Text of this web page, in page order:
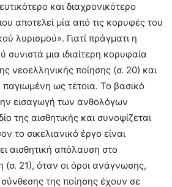
και διαχρονικότερο
αποτελεί μία από τις κορυφές του
λυρισμού». Γιατί πράγματι η
συνιστά μια ιδιαίτερη κορυφαία
νεοελληνικής ποίησης (σ. 20) και
ως τέτοια. Το βασικό
εισαγωγή των ανθολόγων
της αισθητικής και συνοψίζεται
το σικελιανικό έργο είναι
αισθητική απόλαυση στο
21), όταν οι όροι ανάγνωσης,
της ποίησης έχουν σε